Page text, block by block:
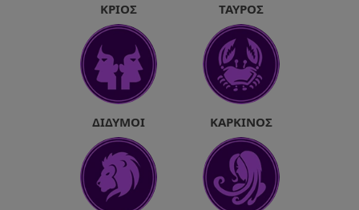
ΚΡΙΌΣ ΤΑΎΡΟΣ
ΔΊΔΥΜΟΙ ΚΑΡΚΊΝΟΣ